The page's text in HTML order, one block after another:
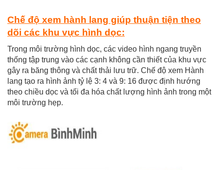
Chế độ xem hành lang giúp thuận tiện theo
dõi các khu vực hình dọc:
Trong môi trường hình dọc, các video hình ngang truyền
thống tập trung vào các cạnh không cần thiết của khu vực
gây ra băng thông và chất thải lưu trữ. Chế độ xem Hành
lang tạo ra hình ảnh tỷ lệ 3: 4 và 9: 16 được định hướng
theo chiều dọc và tối đa hóa chất lượng hình ảnh trong một
môi trường hẹp.